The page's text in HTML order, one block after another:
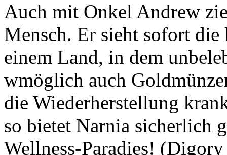
Auch mit Onkel Andrew
Mensch. Er sieht sofort
einem Land, in dem
wmöglich auch
die Wiederherstellung
so bietet Narnia sicherlich
Wellness-Paradies!